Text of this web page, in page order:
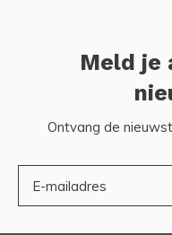
Meld je
Ontvang de